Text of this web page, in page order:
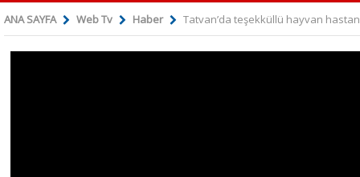
ANA SAYFA Web Tv Haber Tatvan’da teşekküllü hayvan